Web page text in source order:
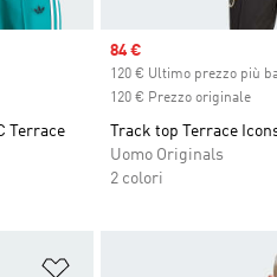
Terrace
Sale price
84 €
120 € Ultimo prezzo più
120 € Prezzo originale
Track top Terrace
Uomo Originals
2 colori
Aggiungi alla lista dei